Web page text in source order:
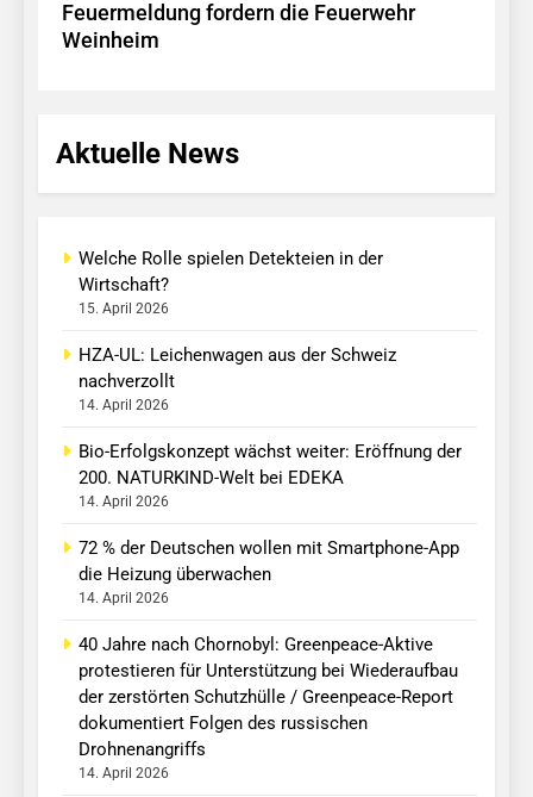
Feuermeldung fordern die Feuerwehr
Weinheim
Aktuelle News
Welche Rolle spielen Detekteien in der
Wirtschaft?
15. April 2026
HZA-UL: Leichenwagen aus der Schweiz
nachverzollt
14. April 2026
Bio-Erfolgskonzept wächst weiter: Eröffnung der
200. NATURKIND-Welt bei EDEKA
14. April 2026
72 % der Deutschen wollen mit Smartphone-App
die Heizung überwachen
14. April 2026
40 Jahre nach Chornobyl: Greenpeace-Aktive
protestieren für Unterstützung bei Wiederaufbau
der zerstörten Schutzhülle / Greenpeace-Report
dokumentiert Folgen des russischen
Drohnenangriffs
14. April 2026